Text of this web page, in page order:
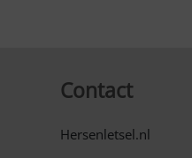
Contact
Hersenletsel.nl